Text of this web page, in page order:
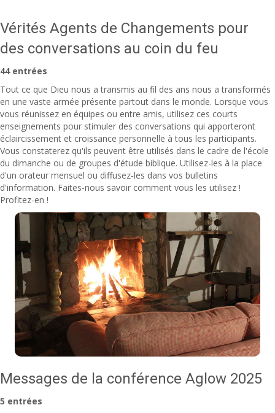
Vérités Agents de Changements pour
des conversations au coin du feu
44 entrées
Tout ce que Dieu nous a transmis au fil des ans nous a transformés
en une vaste armée présente partout dans le monde. Lorsque vous
vous réunissez en équipes ou entre amis, utilisez ces courts
enseignements pour stimuler des conversations qui apporteront
éclaircissement et croissance personnelle à tous les participants.
Vous constaterez qu'ils peuvent être utilisés dans le cadre de l'école
du dimanche ou de groupes d'étude biblique. Utilisez-les à la place
d'un orateur mensuel ou diffusez-les dans vos bulletins
d'information. Faites-nous savoir comment vous les utilisez !
Profitez-en !
Messages de la conférence Aglow 2025
5 entrées